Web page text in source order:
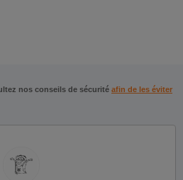
nos conseils de sécurité afin de les éviter